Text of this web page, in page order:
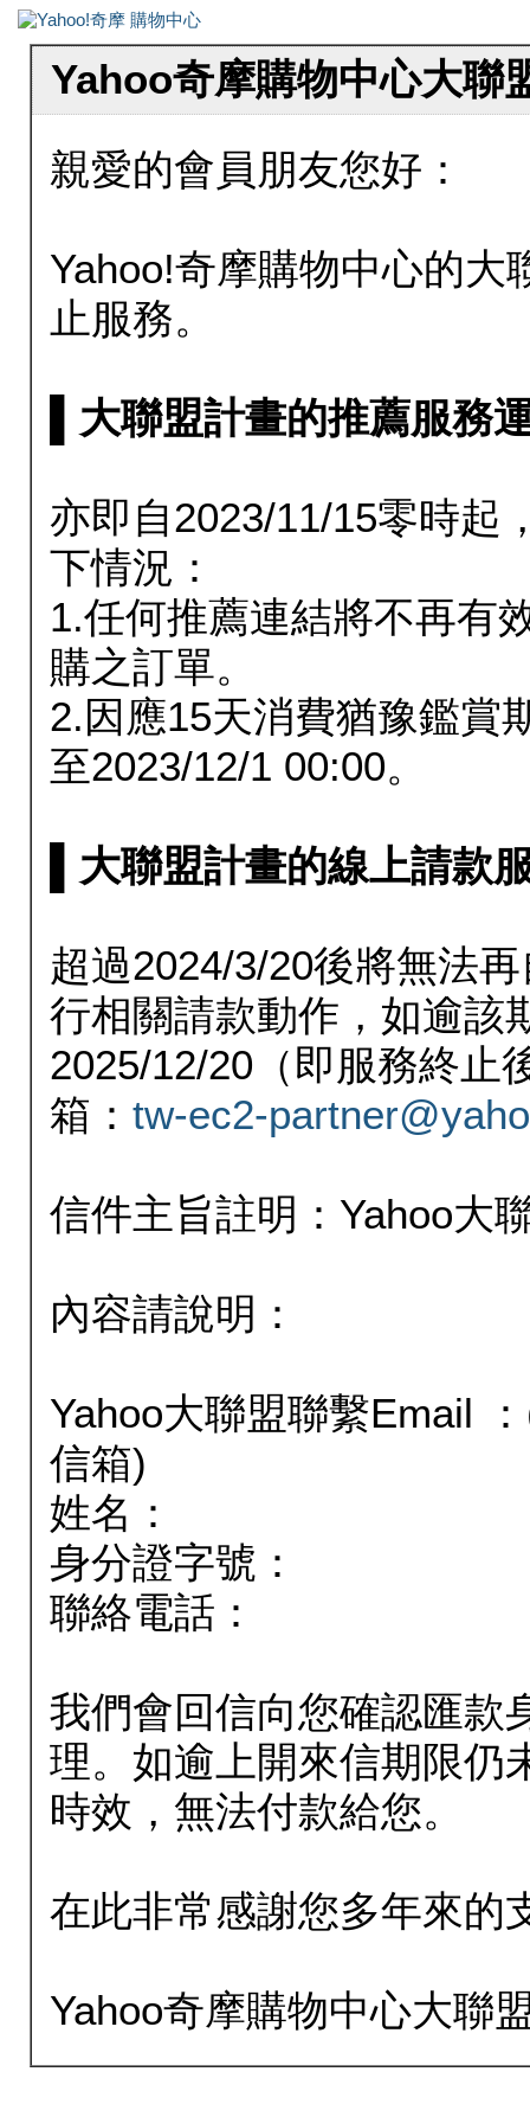
Yahoo奇摩購物中心大聯
親愛的會員朋友您好：
Yahoo!奇摩購物中心的大
止服務。
▌大聯盟計畫的推薦服務
亦即自2023/11/15零時起
下情況：
1.任何推薦連結將不再有
購之訂單。
2.因應15天消費猶豫鑑賞
至2023/12/1 00:00。
▌大聯盟計畫的線上請款
超過2024/3/20後將無法
行相關請款動作，如逾該
2025/12/20（即服務終止
箱： tw-ec2-
信件主旨註明：Yahoo大
內容請說明：
Yahoo大聯盟聯繫Email
信箱)
姓名：
身分證字號：
聯絡電話：
我們會回信向您確認匯款
理。如逾上開來信期限仍
時效，無法付款給您。
在此非常感謝您多年來的
Yahoo奇摩購物中心大